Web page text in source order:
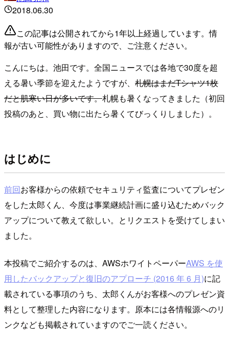
2018.06.30
この記事は公開されてから1年以上経過しています。情
報が古い可能性がありますので、ご注意ください。
こんにちは。池田です。全国ニュースでは各地で30度を超
える暑い季節を迎えたようですが、 札幌はまだTシャツ1枚
だと肌寒い日が多いです。札幌も暑くなってきました（初回
投稿のあと、買い物に出たら暑くてびっくりしました）。
はじめに
前回お客様からの依頼でセキュリティ監査についてプレゼン
をした太郎くん、今度は事業継続計画に盛り込むためバック
アップについて教えて欲しい。とリクエストを受けてしまい
ました。
本投稿でご紹介するのは、AWSホワイトペーパーAWS を使
用したバックアップと復旧のアプローチ (2016 年 6 月)に記
載されている事項のうち、太郎くんがお客様へのプレゼン資
料として整理した内容になります。原本には各情報源へのリ
ンクなども掲載されていますのでご一読ください。